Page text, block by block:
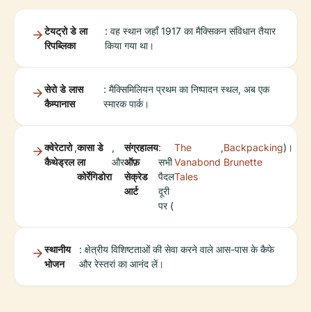
टेयट्रो डे ला
रिपब्लिका
: वह स्थान जहाँ 1917 का मैक्सिकन संविधान तैयार
किया गया था।
सेरो डे लास
कैम्पानास
: मैक्सिमिलियन प्रथम का निष्पादन स्थल, अब एक
स्मारक पार्क।
क्वेरेटारो
कैथेड्रल
,कासा डे
ला
कोर्रेगिडोरा
,
और
संग्रहालय
ऑफ़
सेक्रेड
आर्ट
:
सभी
पैदल
दूरी
पर (
The
Vanabond
Tales
,Backpacking
Brunette
)।
स्थानीय
भोजन
: क्षेत्रीय विशिष्टताओं की सेवा करने वाले आस-पास के कैफे
और रेस्तरां का आनंद लें।